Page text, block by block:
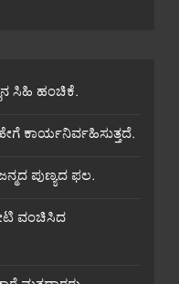
ಸಿಹಿ ಹಂಚಿಕೆ.
ಕಾರ್ಯನಿರ್ವಹಿಸುತ್ತದೆ.
ಪುಣ್ಯದ ಫಲ.
ವಂಚಿಸಿದ